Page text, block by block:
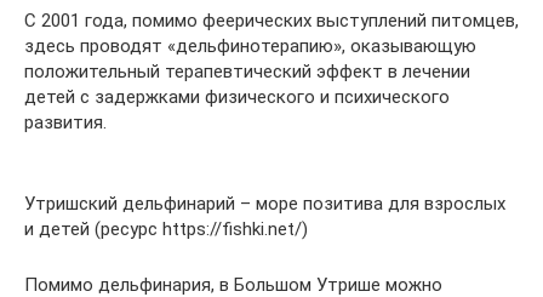
С 2001 года, помимо феерических выступлений питомцев,
здесь проводят «дельфинотерапию», оказывающую
положительный терапевтический эффект в лечении
детей с задержками физического и психического
развития.
Утришский дельфинарий – море позитива для взрослых
и детей (ресурс https://fishki.net/)
Помимо дельфинария, в Большом Утрише можно